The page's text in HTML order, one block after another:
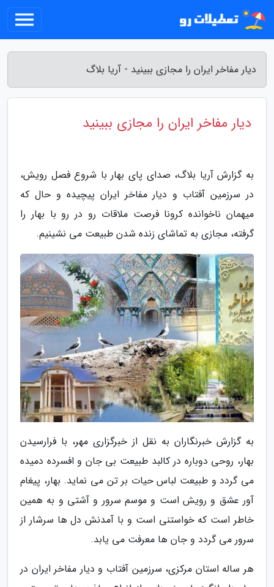
دیار مفاخر ایران را مجازی ببینید - آریا بلاگ
دیار مفاخر ایران را مجازی ببینید
به گزارش آریا بلاگ، صدای پای بهار با شروع فصل رویش،
در سرزمین آفتاب و دیار مفاخر ایران پیچیده و حال که
میهمان ناخوانده کرونا فرصت ملاقات رو در رو با بهار را
گرفته، مجازی به تماشای زنده شدن طبیعت می نشینیم.
به گزارش خبرنگاران به نقل از خبرگزاری مهر، با فرارسیدن
بهار، روحی دوباره در کالبد طبیعت بی جان و افسرده دمیده
می گردد و طبیعت لباس حیات بر تن می نماید. بهار، پیغام
آور عشق و رویش است و موسم سرور و آشتی و به همین
خاطر است که خواستنی است و با آمدنش دل ها سرشار از
سرور می گردد و جان ها معرفت می یابد.
هر ساله استان مرکزی، سرزمین آفتاب و دیار مفاخر ایران در